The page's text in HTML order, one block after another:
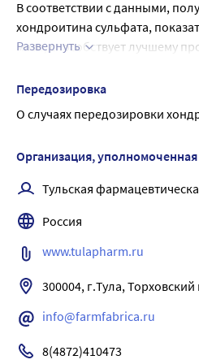
В соответствии с данными,
хондроитина сульфата,
мази, способствует лучшему
двухфазным выведением
применения. Время удержания
Развернуть
Передозировка
О случаях передозировки
Организация,
Тульская
Россия
www.tulapharm.ru
300004, г.Тула,
info@farmfabrica.ru
8(4872)410473